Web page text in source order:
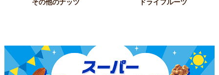
その他のナッツ ドライフルーツ